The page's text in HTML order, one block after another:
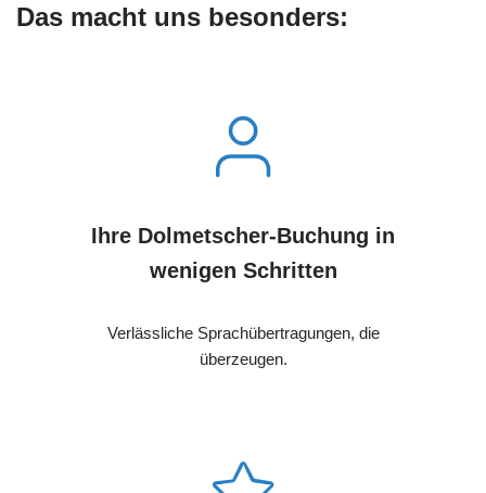
Das macht uns besonders:
Ihre Dolmetscher-Buchung in
wenigen Schritten
Verlässliche Sprachübertragungen, die
überzeugen.